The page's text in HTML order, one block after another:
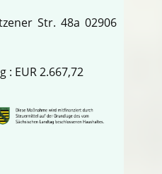
Str. 48a 02906
: EUR 2.667,72